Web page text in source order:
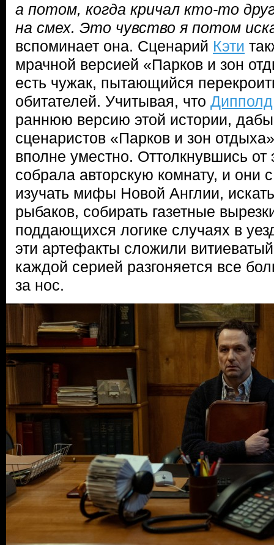
а потом, когда кричал кто-то
на смех. Это чувство я потом
вспоминает она. Сценарий Кэти
мрачной версией «Парков и зон
есть чужак, пытающийся
обитателей. Учитывая, что Дипполд
раннюю версию этой истории,
сценаристов «Парков и зон
вполне уместно. Оттолкнувшись от
собрала авторскую комнату, и они
изучать мифы Новой Англии,
рыбаков, собирать газетные
поддающихся логике случаях в
эти артефакты сложили
каждой серией разгоняется все
за нос.